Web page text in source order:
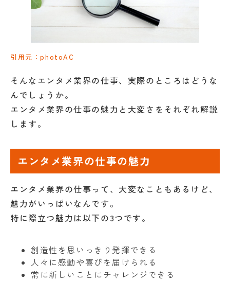
引用元：photoAC
そんなエンタメ業界の仕事、実際のところはどうな
んでしょうか。
エンタメ業界の仕事の魅力と大変さをそれぞれ解説
します。
エンタメ業界の仕事の魅力
エンタメ業界の仕事って、大変なこともあるけど、
魅力がいっぱいなんです。
特に際立つ魅力は以下の3つです。
創造性を思いっきり発揮できる
人々に感動や喜びを届けられる
常に新しいことにチャレンジできる